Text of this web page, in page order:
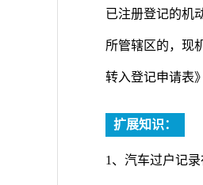
已注册登记的机
所管辖区的，现
转入登记申请表
扩展知识：
1、汽车过户记录